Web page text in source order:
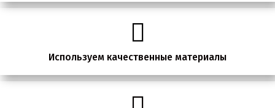
Используем качественные материалы